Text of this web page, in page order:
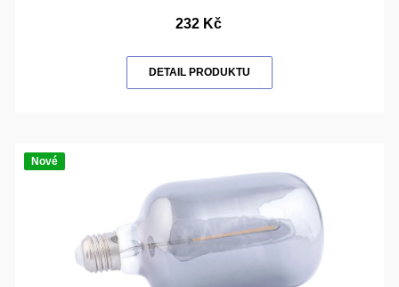
232 Kč
DETAIL PRODUKTU
Nové